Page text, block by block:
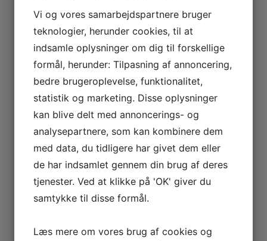
kan opnå den mest energibesparende løsning.
Vi kan stå for hele processen, når det kommer til varme. Vi
har alt inden forvarmepumper, biobrændselsanlæg,
fjernvarme og meget mere. Vi skræddersyr en løsning ud
fra dine ønsker og behov – hvad enten det drejer sig om
industribygninger, landbruget, det private hus eller i
sommerhuset.
Som en del af vores varmeløsninger tilbyder vi ligeledes at
udarbejde en energiberegning på din ejendom, så du har
mulighed for at få indblik i din varmeregning. Vi tilbyder
besparelser med en ny varmeinstallation. Denne løsning
Vi og vores samarbejdspartnere bruger
teknologier, herunder cookies, til at
indsamle oplysninger om dig til forskellige
formål, herunder: Tilpasning af annoncering,
bedre brugeroplevelse, funktionalitet,
statistik og marketing. Disse oplysninger
kan blive delt med annoncerings- og
analysepartnere, som kan kombinere dem
med data, du tidligere har givet dem eller
de har indsamlet gennem din brug af deres
tjenester. Ved at klikke på 'OK' giver du
samtykke til disse formål.
Læs mere om vores brug af cookies og